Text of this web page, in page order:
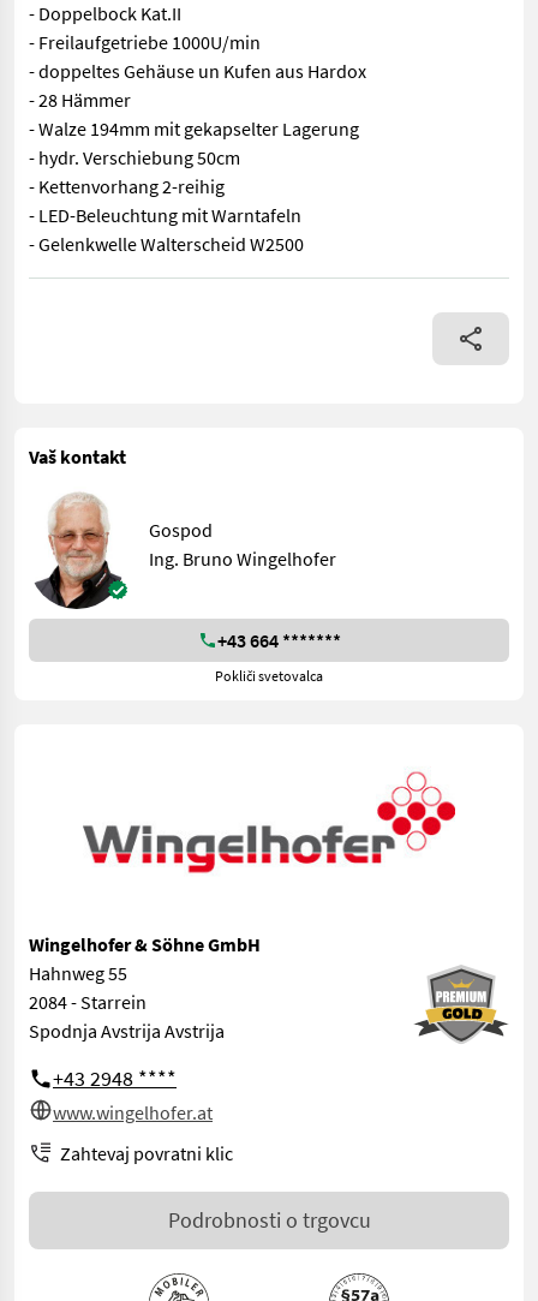
- Doppelbock Kat.II
- Freilaufgetriebe 1000U/min
- doppeltes Gehäuse un Kufen aus Hardox
- 28 Hämmer
- Walze 194mm mit gekapselter Lagerung
- hydr. Verschiebung 50cm
- Kettenvorhang 2-reihig
- LED-Beleuchtung mit Warntafeln
- Gelenkwelle Walterscheid W2500
- Doppelbock Kat.II - Freilaufgetriebe 1000U/min - doppeltes
Vaš kontakt
Gospod
Ing. Bruno Wingelhofer
+43 664 *******
Pokliči svetovalca
Wingelhofer & Söhne GmbH
Hahnweg 55
2084 - Starrein
Spodnja Avstrija Avstrija
+43 2948 ****
www.wingelhofer.at
Zahtevaj povratni klic
Podrobnosti o trgovcu